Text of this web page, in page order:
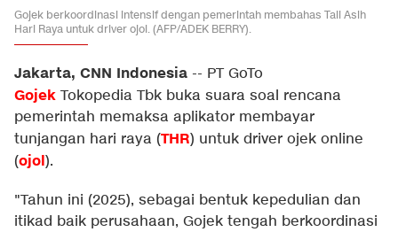
Gojek berkoordinasi intensif dengan pemerintah membahas Tali Asih
Hari Raya untuk driver ojol. (AFP/ADEK BERRY).
Jakarta, CNN Indonesia -- PT GoTo
Gojek Tokopedia Tbk buka suara soal rencana
pemerintah memaksa aplikator membayar
tunjangan hari raya (THR) untuk driver ojek online
(ojol).
"Tahun ini (2025), sebagai bentuk kepedulian dan
itikad baik perusahaan, Gojek tengah berkoordinasi